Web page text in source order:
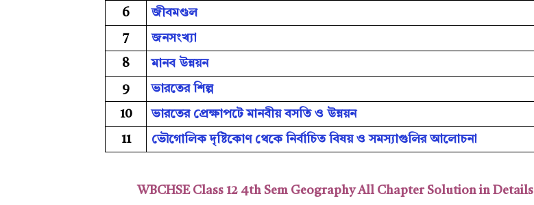
6 জীবমণ্ডল
7 জনসংখ্য়া
8 মানব উন্নয়ন
9 ভারতের শিল্প
10 ভারতের প্রেক্ষাপটে মানবীয় বসতি ও উন্নয়ন
11 ভৌগোলিক দৃষ্টিকোণ থেকে নির্বাচিত বিষয় ও সমস্য়াগুলির আলোচনা
WBCHSE Class 12 4th Sem Geography All Chapter Solution in Details